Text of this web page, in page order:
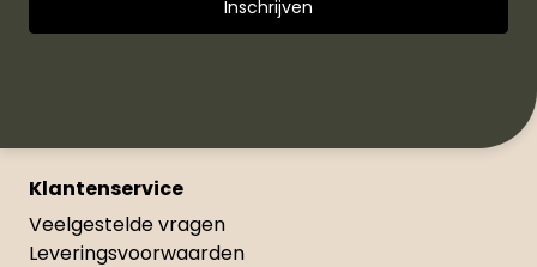
Klantenservice
Veelgestelde vragen
Leveringsvoorwaarden